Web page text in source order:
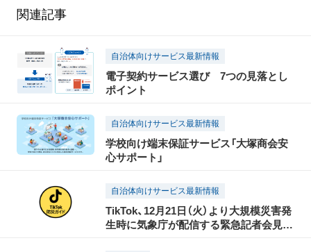
関連記事
自治体向けサービス最新情報
電子契約サービス選び 7つの見落とし
ポイント
自治体向けサービス最新情報
学校向け端末保証サービス「大塚商会安
心サポート」
自治体向けサービス最新情報
TikTok、12月21日（火）より大規模災害発
生時に気象庁が配信する緊急記者会見を